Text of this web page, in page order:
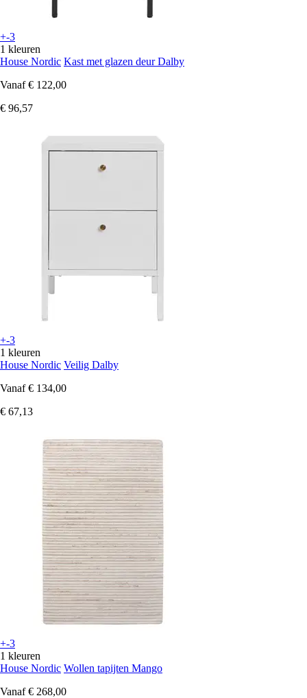
+-3
1 kleuren
House Nordic Kast met glazen deur Dalby
Vanaf € 122,00
€ 96,57
+-3
1 kleuren
House Nordic Veilig Dalby
Vanaf € 134,00
€ 67,13
+-3
1 kleuren
House Nordic Wollen tapijten Mango
Vanaf € 268,00